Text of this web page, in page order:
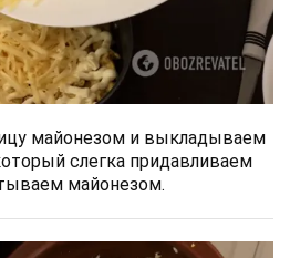
майонезом и выкладываем
слегка придавливаем
майонезом.